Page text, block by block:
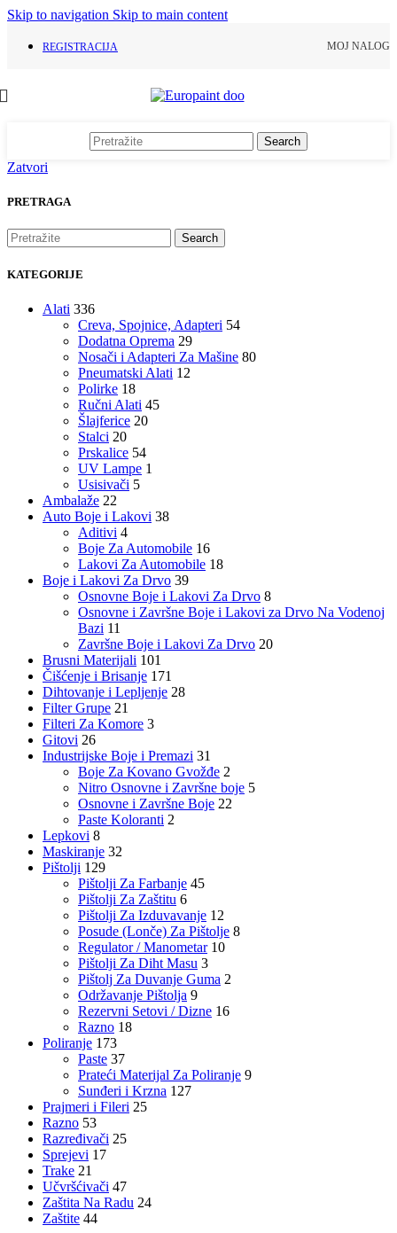
Skip to navigation Skip to main content
REGISTRACIJA MOJ NALOG
Search
Zatvori
PRETRAGA
Search
KATEGORIJE
Alati 336
Creva, Spojnice, Adapteri 54
Dodatna Oprema 29
Nosači i Adapteri Za Mašine 80
Pneumatski Alati 12
Polirke 18
Ručni Alati 45
Šlajferice 20
Stalci 20
Prskalice 54
UV Lampe 1
Usisivači 5
Ambalaže 22
Auto Boje i Lakovi 38
Aditivi 4
Boje Za Automobile 16
Lakovi Za Automobile 18
Boje i Lakovi Za Drvo 39
Osnovne Boje i Lakovi Za Drvo 8
Osnovne i Završne Boje i Lakovi za Drvo Na Vodenoj
Bazi 11
Završne Boje i Lakovi Za Drvo 20
Brusni Materijali 101
Čišćenje i Brisanje 171
Dihtovanje i Lepljenje 28
Filter Grupe 21
Filteri Za Komore 3
Gitovi 26
Industrijske Boje i Premazi 31
Boje Za Kovano Gvožđe 2
Nitro Osnovne i Završne boje 5
Osnovne i Završne Boje 22
Paste Koloranti 2
Lepkovi 8
Maskiranje 32
Pištolji 129
Pištolji Za Farbanje 45
Pištolji Za Zaštitu 6
Pištolji Za Izduvavanje 12
Posude (Lonče) Za Pištolje 8
Regulator / Manometar 10
Pištolji Za Diht Masu 3
Pištolj Za Duvanje Guma 2
Održavanje Pištolja 9
Rezervni Setovi / Dizne 16
Razno 18
Poliranje 173
Paste 37
Prateći Materijal Za Poliranje 9
Sunđeri i Krzna 127
Prajmeri i Fileri 25
Razno 53
Razređivači 25
Sprejevi 17
Trake 21
Učvršćivači 47
Zaštita Na Radu 24
Zaštite 44